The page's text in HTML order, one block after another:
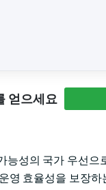
얻으세요
능성의 국가 우선
효율성을 보장하